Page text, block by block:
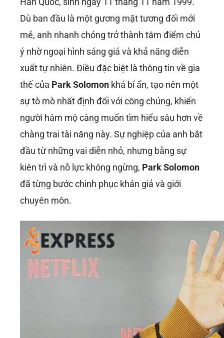
Dù ban đầu là một gương mặt tương đối mới
mẻ, anh nhanh chóng trở thành tâm điểm chú
ý nhờ ngoại hình sáng giá và khả năng diễn
xuất tự nhiên. Điều đặc biệt là thông tin về gia
thế của Park Solomon khá bí ẩn, tạo nên một
sự tò mò nhất định đối với công chúng, khiến
người hâm mộ càng muốn tìm hiểu sâu hơn về
chàng trai tài năng này. Sự nghiệp của anh bắt
đầu từ những vai diễn nhỏ, nhưng bằng sự
kiên trì và nỗ lực không ngừng, Park Solomon
đã từng bước chinh phục khán giả và giới
chuyên môn.